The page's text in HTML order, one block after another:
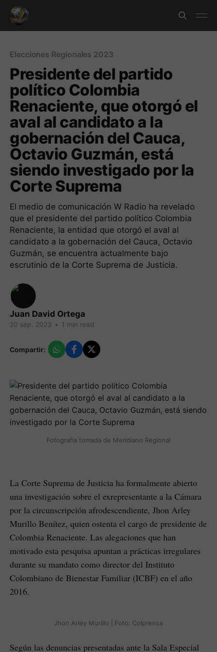
Elecciones Regionales 2023
Presidente del partido
político Colombia
Renaciente, que otorgó el
aval al candidato a la
gobernación del Cauca,
Octavio Guzmán, está
siendo investigado por la
Corte Suprema
El medio de comunicación W Radio ha revelado
que el presidente del partido político Colombia
Renaciente, la entidad que otorgó el aval al
candidato a la gobernación del Cauca, Octavio
Guzmán, se encuentra actualmente bajo
escrutinio de la Corte Suprema de Justicia.
Juan David Ortega
20 sep. 2023 • 1 min read
Compartir:
Fotografia tomada de Meridiano Regional
La Corte Suprema de Justicia ha formalmente abierto
una investigación sobre el exrepresentante a la Cámara
por la circunscripción afrodescendiente, Jhon Arley
Murillo Benítez, quien ostenta el cargo de presidente de
Colombia Renaciente. Las alegaciones que han
motivado esta pesquisa apuntan a prácticas irregulares
durante su mandato como director del Instituto
Colombiano de Bienestar Familiar (ICBF) en el año
2016.
Jhon Arley Murillo | Foto: Colprensa
Según las denuncias presentadas ante la Sala Especial